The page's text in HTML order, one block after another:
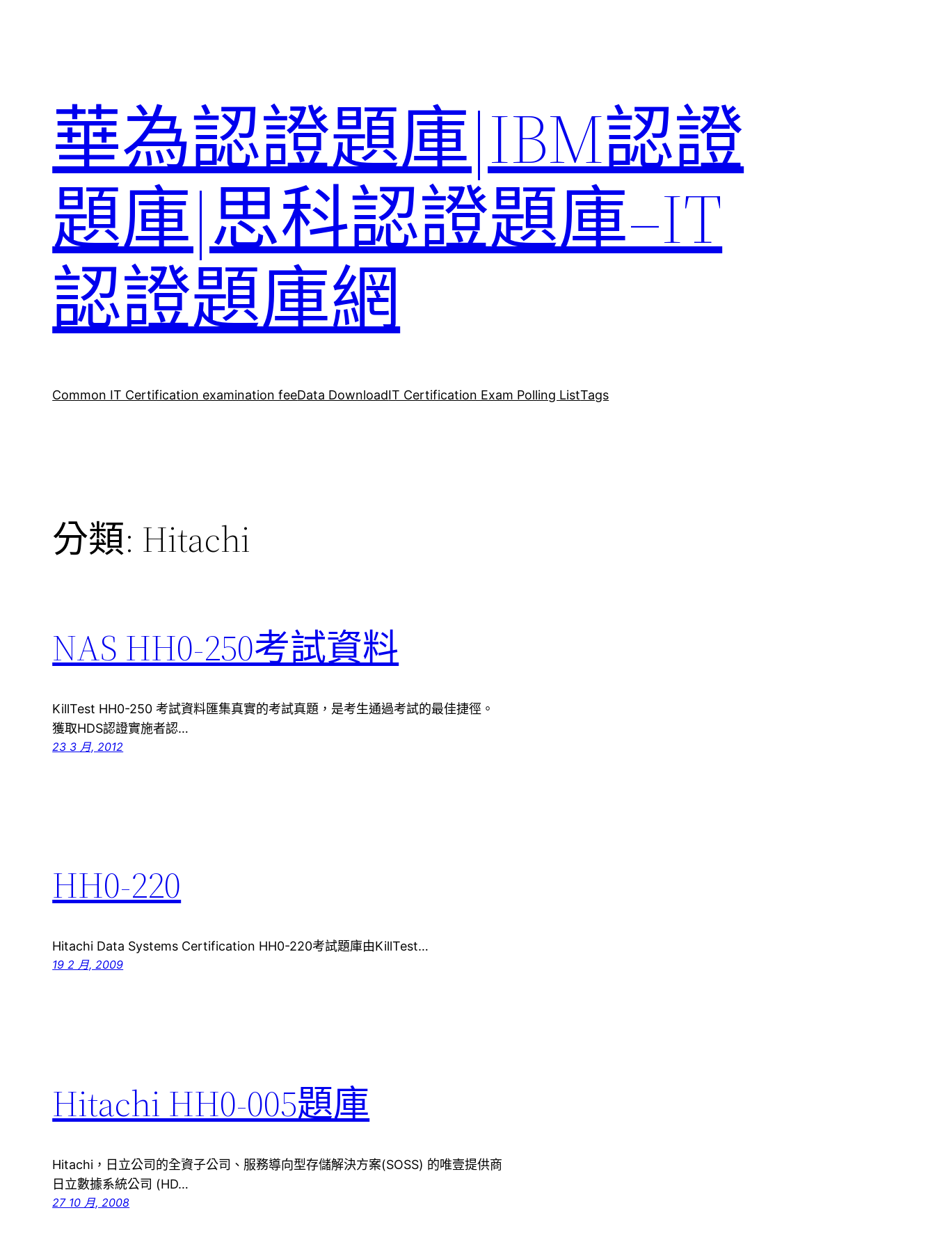
華為認證題庫|IBM認證
題庫|思科認證題庫–IT
認證題庫網
Common IT Certification examination feeData DownloadIT Certification Exam Polling ListTags
分類: Hitachi
NAS HH0-250考試資料
KillTest HH0-250 考試資料匯集真實的考試真題，是考生通過考試的最佳捷徑。
獲取HDS認證實施者認…
23 3 月, 2012
HH0-220
Hitachi Data Systems Certification HH0-220考試題庫由KillTest…
19 2 月, 2009
Hitachi HH0-005題庫
Hitachi，日立公司的全資子公司、服務導向型存儲解決方案(SOSS) 的唯壹提供商
日立數據系統公司 (HD…
27 10 月, 2008